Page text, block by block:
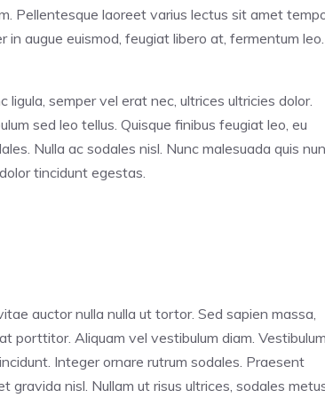
Pellentesque laoreet varius lectus sit amet
augue euismod, feugiat libero at, fermentum leo.
semper vel erat nec, ultrices ultricies dolor.
sed leo tellus. Quisque finibus feugiat leo, eu
Nulla ac sodales nisl. Nunc malesuada quis
tincidunt egestas.
auctor nulla nulla ut tortor. Sed sapien massa,
porttitor. Aliquam vel vestibulum diam. Vestibulum
Integer ornare rutrum sodales. Praesent
gravida nisl. Nullam ut risus ultrices, sodales